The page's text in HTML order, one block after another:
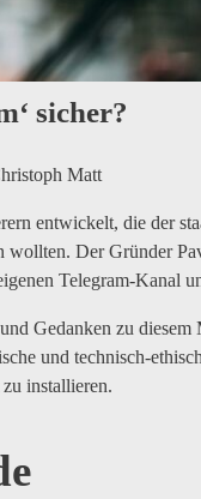
sicher?
Matt
entwickelt, die der
wollten. Der Gründer
Telegram-Kanal
Gedanken zu diesem
und technisch-
installieren.